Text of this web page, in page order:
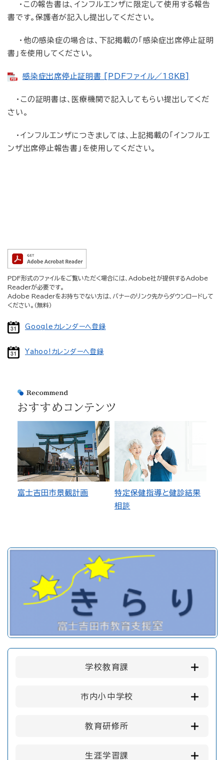
・この報告書は、インフルエンザに限定して使用する報告
書です。保護者が記入し提出してください。
・他の感染症の場合は、下記掲載の「感染症出席停止証明
書」を使用してください。
感染症出席停止証明書 [PDFファイル／18KB]
・この証明書は、医療機関で記入してもらい提出してくだ
さい。
・インフルエンザにつきましては、上記掲載の「インフルエ
ンザ出席停止報告書」を使用してください。
PDF形式のファイルをご覧いただく場合には、Adobe社が提供するAdobe
Readerが必要です。
Adobe Readerをお持ちでない方は、バナーのリンク先からダウンロードして
ください。（無料）
Googleカレンダーへ登録
Yahoo!カレンダーへ登録
おすすめコンテンツ
富士吉田市景観計画
特定保健指導と健診結果
相談
学校教育課
市内小中学校
教育研修所
生涯学習課